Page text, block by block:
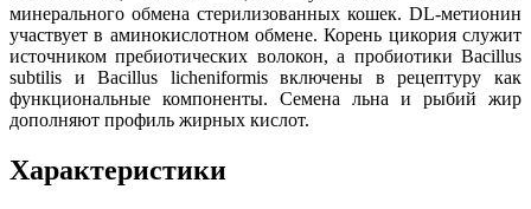
минерального обмена стерилизованных кошек. DL-метионин
участвует в аминокислотном обмене. Корень цикория служит
источником пребиотических волокон, а пробиотики Bacillus
subtilis и Bacillus licheniformis включены в рецептуру как
функциональные компоненты. Семена льна и рыбий жир
дополняют профиль жирных кислот.
Характеристики